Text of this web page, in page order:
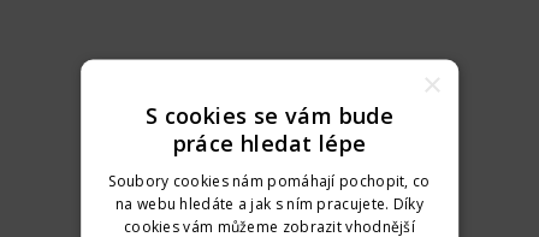
×
S cookies se vám bude
práce hledat lépe
Soubory cookies nám pomáhají pochopit, co
na webu hledáte a jak s ním pracujete. Díky
cookies vám můžeme zobrazit vhodnější